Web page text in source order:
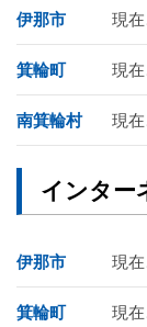
伊那市 現
箕輪町 現
南箕輪村 現
インター
伊那市 現
箕輪町 現